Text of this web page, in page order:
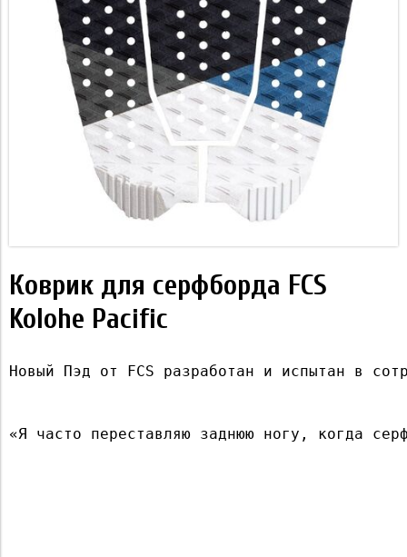
Коврик для серфборда FCS
Kolohe Pacific
Новый Пэд от FCS разработан и испытан в
«Я часто переставляю заднюю ногу, когда